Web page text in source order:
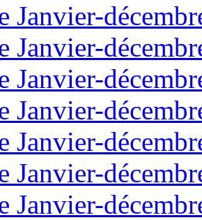
Janvier-
Janvier-
Janvier-
Janvier-
Janvier-
Janvier-
Janvier-